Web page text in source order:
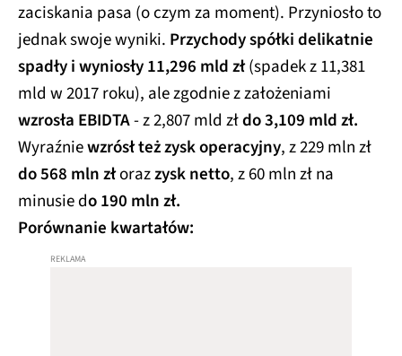
zaciskania pasa (o czym za moment). Przyniosło to
jednak swoje wyniki. Przychody spółki delikatnie
spadły i wyniosły 11,296 mld zł(spadek z 11,381
mld w 2017 roku), ale zgodnie z założeniami
wzrosła EBIDTA- z 2,807 mld złdo 3,109 mld zł.
Wyraźniewzrósł też zysk operacyjny, z 229 mln zł
do 568 mln złorazzysk netto, z 60 mln zł na
minusie do 190 mln zł.
Porównanie kwartałów: